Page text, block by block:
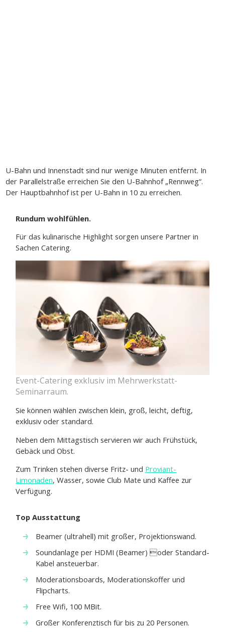
U-Bahn und Innenstadt sind nur wenige Minuten entfernt. In
der Parallelstraße erreichen Sie den U-Bahnhof „Rennweg“.
Der Hauptbahnhof ist per U-Bahn in 10 zu erreichen.
Rundum wohlfühlen.
Für das kulinarische Highlight sorgen unsere Partner in
Sachen Catering.
Event-Catering exklusiv im Mehrwerkstatt-
Seminarraum.
Sie können wählen zwischen klein, groß, leicht, deftig,
exklusiv oder standard.
Neben dem Mittagstisch servieren wir auch Frühstück,
Gebäck und Obst.
Zum Trinken stehen diverse Fritz- und Proviant-
Limonaden, Wasser, sowie Club Mate und Kaffee zur
Verfügung.
Top Ausstattung
Beamer (ultrahell) mit großer, Projektionswand.
Soundanlage per HDMI (Beamer) oder Standard-
Kabel ansteuerbar.
Moderationsboards, Moderationskoffer und
Flipcharts.
Free Wifi, 100 MBit.
Großer Konferenztisch für bis zu 20 Personen.